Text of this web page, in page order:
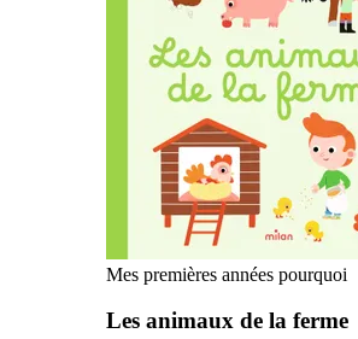
Mes premières années pourquoi
Les animaux de la ferme